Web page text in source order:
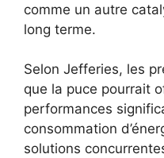
comme un autre
long terme.
Selon Jefferies, les
que la puce pourrait
performances
consommation
solutions